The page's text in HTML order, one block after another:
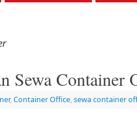
Sewa Container
, Container Office, sewa container